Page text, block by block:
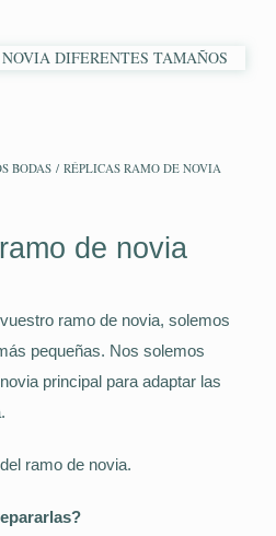
BODAS / RÉPLICAS RAMO DE NOVIA
de novia
ramo de novia, solemos
pequeñas. Nos solemos
principal para adaptar las
ramo de novia.